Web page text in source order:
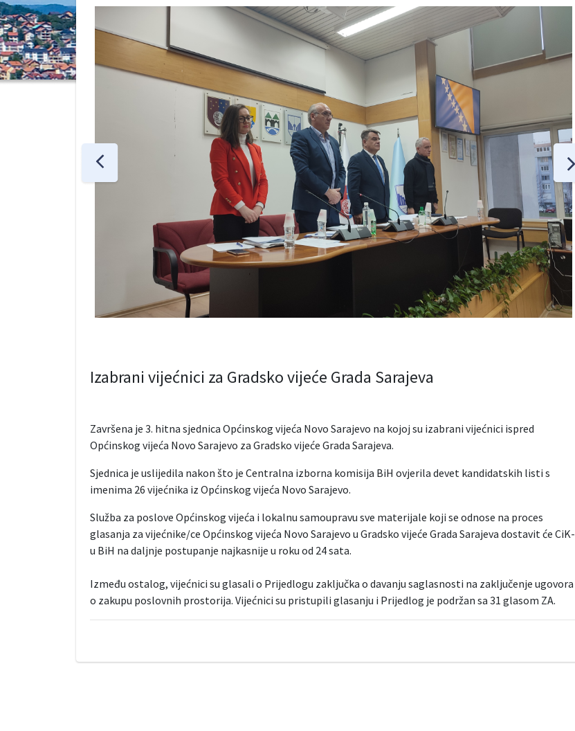
Izabrani vijećnici za Gradsko vijeće Grada Sarajeva
Završena je 3. hitna sjednica Općinskog vijeća Novo Sarajevo na kojoj su izabrani vijećnici ispred
Općinskog vijeća Novo Sarajevo za Gradsko vijeće Grada Sarajeva.
Sjednica je uslijedila nakon što je Centralna izborna komisija BiH ovjerila devet kandidatskih listi s
imenima 26 vijećnika iz Općinskog vijeća Novo Sarajevo.
Služba za poslove Općinskog vijeća i lokalnu samoupravu sve materijale koji se odnose na proces
glasanja za vijećnike/ce Općinskog vijeća Novo Sarajevo u Gradsko vijeće Grada Sarajeva dostavit će CiK-
u BiH na daljnje postupanje najkasnije u roku od 24 sata.
Između ostalog, vijećnici su glasali o Prijedlogu zaključka o davanju saglasnosti na zaključenje ugovora
o zakupu poslovnih prostorija. Vijećnici su pristupili glasanju i Prijedlog je podržan sa 31 glasom ZA.